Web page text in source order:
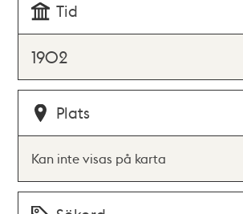
Tid
1902
Plats
Kan inte visas på karta